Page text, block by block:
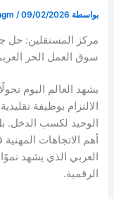
بواسطة /09/02/2026
مركز المستقلين: حل
سوق العمل الحر
يشهد العالم اليوم
الالتزام بوظيفة
الوحيد لكسب الدخل.
أهم الاتجاهات
العربي الذي يشهد
الرقمية.